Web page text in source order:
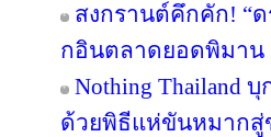
สงกรานต์คึกคัก! “ด
กอินตลาดยอดพิมาน
Nothing Thailand
ด้วยพิธีแห่ขันหมากสู่ข